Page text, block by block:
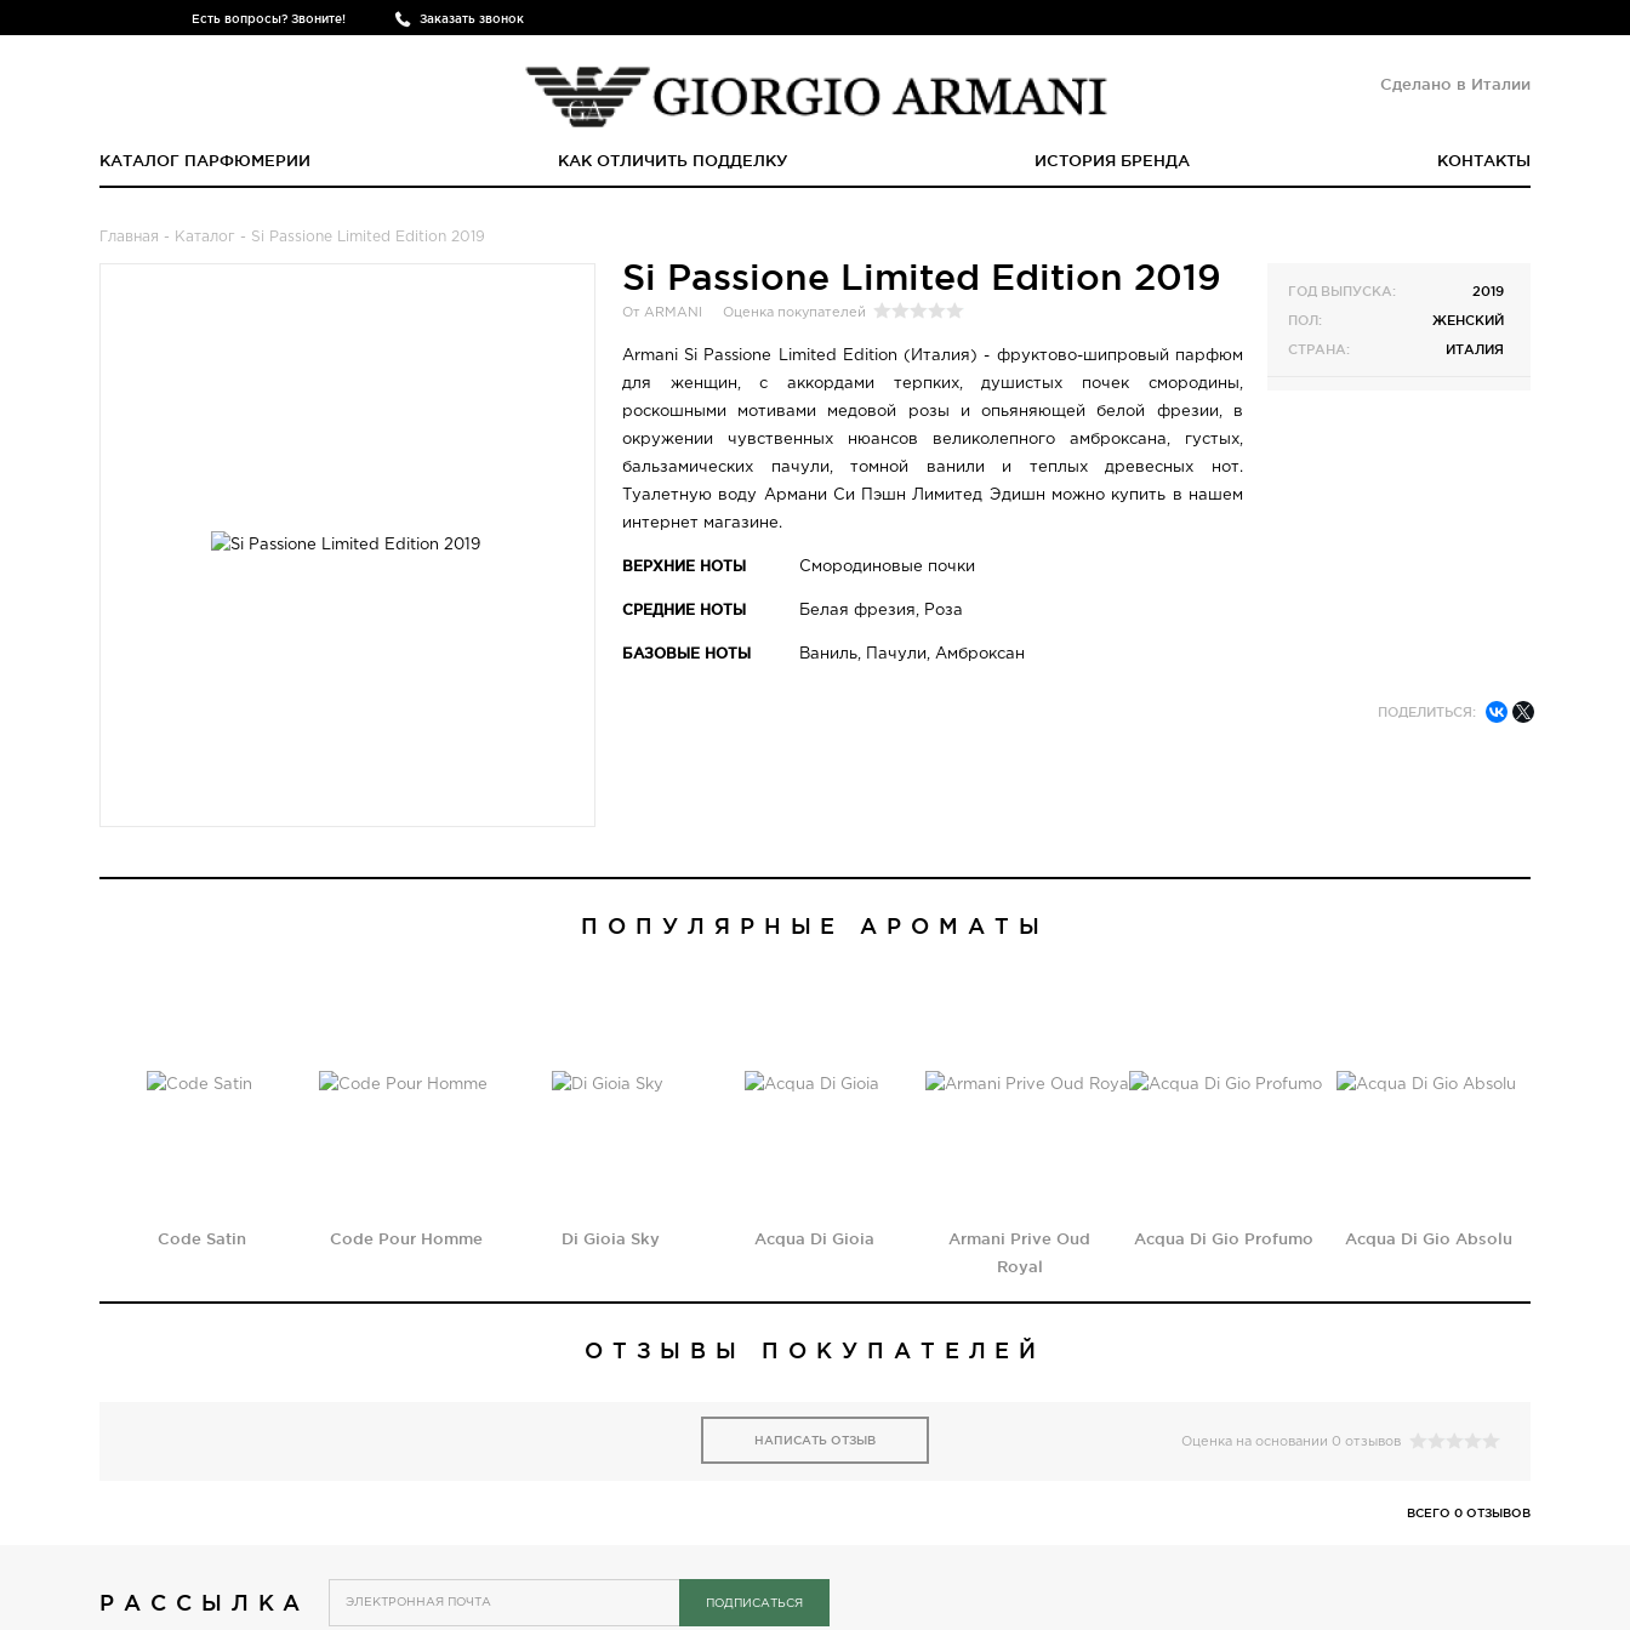
Есть вопросы? Звоните! Заказать звонок
Сделано в Италии
КАТАЛОГ ПАРФЮМЕРИИ КАК ОТЛИЧИТЬ ПОДДЕЛКУ ИСТОРИЯ БРЕНДА КОНТАКТЫ
Главная - Каталог - Si Passione Limited Edition 2019
Si Passione Limited Edition 2019
От ARMANI Оценка покупателей
Armani Si Passione Limited Edition (Италия) - фруктово-шипровый парфюм
для женщин, с аккордами терпких, душистых почек смородины,
роскошными мотивами медовой розы и опьяняющей белой фрезии, в
окружении чувственных нюансов великолепного амброксана, густых,
бальзамических пачули, томной ванили и теплых древесных нот.
Туалетную воду Армани Си Пэшн Лимитед Эдишн можно купить в нашем
интернет магазине.
ВЕРХНИЕ НОТЫ Смородиновые почки
СРЕДНИЕ НОТЫ Белая фрезия, Роза
БАЗОВЫЕ НОТЫ Ваниль, Пачули, Амброксан
ГОД ВЫПУСКА:
2019
ПОЛ:
ЖЕНСКИЙ
СТРАНА:
ИТАЛИЯ
ПОДЕЛИТЬСЯ:
ПОПУЛЯРНЫЕ АРОМАТЫ
Code Satin Code Pour Homme Di Gioia Sky Acqua Di Gioia
Armani Prive Oud
Royal
Acqua Di Gio Profumo Acqua Di Gio Absolu
ОТЗЫВЫ ПОКУПАТЕЛЕЙ
НАПИСАТЬ ОТЗЫВ Оценка на основании 0 отзывов
ВСЕГО 0 ОТЗЫВОВ
РАССЫЛКА ПОДПИСАТЬСЯ